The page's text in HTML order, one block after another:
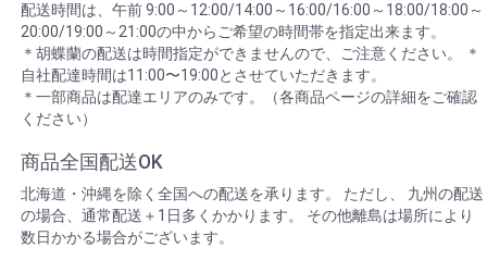
配送時間は、午前 9:00～12:00/14:00～16:00/16:00～18:00/18:00～
20:00/19:00～21:00の中からご希望の時間帯を指定出来ます。
＊胡蝶蘭の配送は時間指定ができませんので、ご注意ください。 ＊
自社配達時間は11:00〜19:00とさせていただきます。
＊一部商品は配達エリアのみです。（各商品ページの詳細をご確認
ください）
商品全国配送OK
北海道・沖縄を除く全国への配送を承ります。 ただし、 九州の配送
の場合、通常配送＋1日多くかかります。 その他離島は場所により
数日かかる場合がございます。